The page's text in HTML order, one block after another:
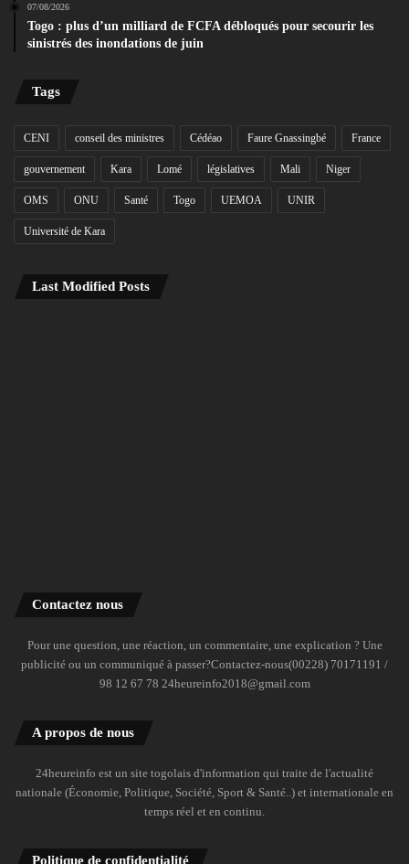
07/08/2026
Togo : plus d’un milliard de FCFA débloqués pour secourir les
sinistrés des inondations de juin
Tags
CENI conseil des ministres Cédéao Faure Gnassingbé France
gouvernement Kara Lomé législatives Mali Niger
OMS ONU Santé Togo UEMOA UNIR
Université de Kara
Last Modified Posts
Contactez nous
Pour une question, une réaction, un commentaire, une explication ? Une
publicité ou un communiqué à passer?Contactez-nous(00228) 70171191 /
98 12 67 78 24heureinfo2018@gmail.com
A propos de nous
24heureinfo est un site togolais d'information qui traite de l'actualité
nationale (Économie, Politique, Société, Sport & Santé..) et internationale en
temps réel et en continu.
Politique de confidentialité